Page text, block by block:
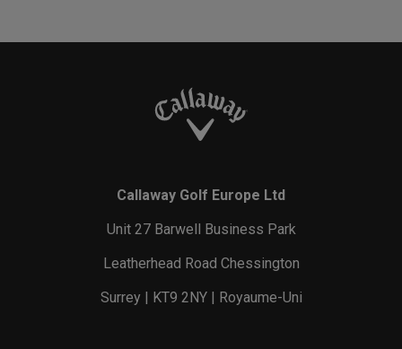
Callaway Golf Europe Ltd
Unit 27 Barwell Business Park
Leatherhead Road Chessington
Surrey | KT9 2NY | Royaume-Uni